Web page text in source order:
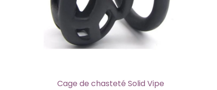
Cage de chasteté Solid Vipe